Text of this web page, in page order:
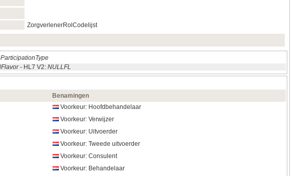
ZorgverlenerRolCodelijst
- HL7 V2: NULLFL
Benamingen
Voorkeur: Hoofdbehandelaar
Voorkeur: Verwijzer
Voorkeur: Uitvoerder
Voorkeur: Tweede uitvoerder
Voorkeur: Consulent
Voorkeur: Behandelaar